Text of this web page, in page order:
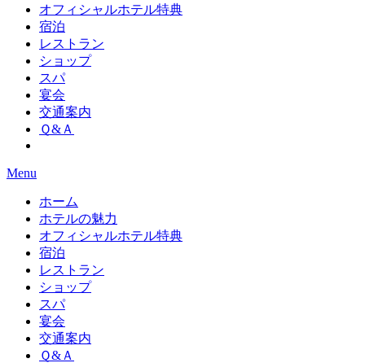
オフィシャルホテル特典
宿泊
レストラン
ショップ
スパ
宴会
交通案内
Ｑ&Ａ
Menu
ホーム
ホテルの魅力
オフィシャルホテル特典
宿泊
レストラン
ショップ
スパ
宴会
交通案内
Ｑ&Ａ